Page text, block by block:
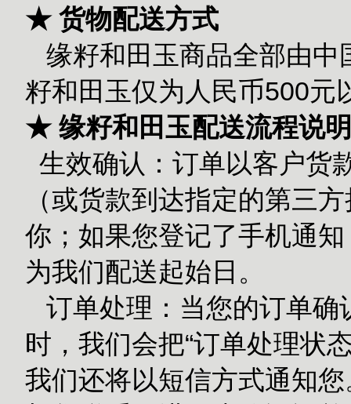
★ 货物配送方式
缘籽和田玉商品全部由中
籽和田玉仅为人民币500元
★ 缘籽和田玉配送流程说明
生效确认：订单以客户货
（或货款到达指定的第三
你；如果您登记了手机通
为我们配送起始日。
订单处理：当您的订单确
时，我们会把“订单处理状
我们还将以短信方式通知